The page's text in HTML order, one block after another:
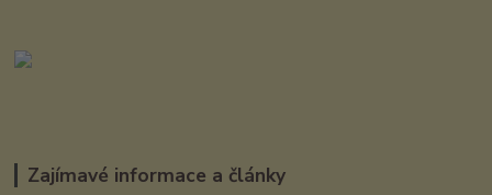
Zajímavé informace a články